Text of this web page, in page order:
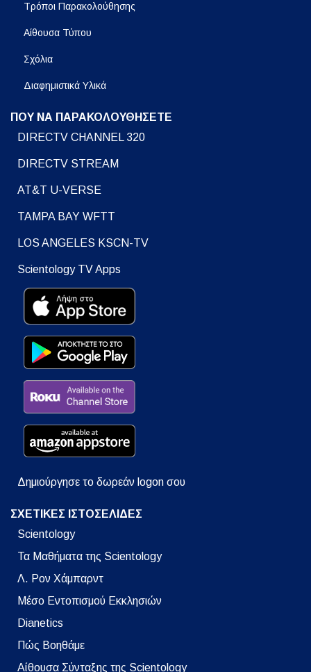
Τρόποι Παρακολούθησης
Αίθουσα Τύπου
Σχόλια
Διαφημιστικά Υλικά
ΠΟΥ ΝΑ ΠΑΡΑΚΟΛΟΥΘΗΣΕΤΕ
DIRECTV CHANNEL 320
DIRECTV STREAM
AT&T U-VERSE
TAMPA BAY WFTT
LOS ANGELES KSCN-TV
Scientology TV Apps
Δημιούργησε το δωρεάν logon σου
ΣΧΕΤΙΚΕΣ ΙΣΤΟΣΕΛΙΔΕΣ
Scientology
Τα Μαθήματα της Scientology
Λ. Ρον Χάμπαρντ
Μέσο Εντοπισμού Εκκλησιών
Dianetics
Πώς Βοηθάμε
Αίθουσα Σύνταξης της Scientology